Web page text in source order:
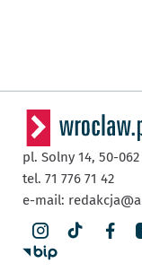
pl. Solny 14, 50-062
tel. 71 776 71 42
e-mail: